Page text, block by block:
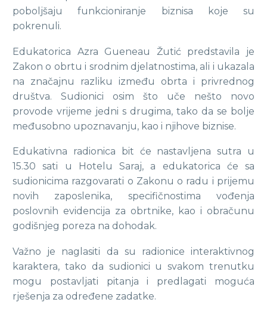
poboljšaju funkcioniranje biznisa koje su
pokrenuli.
Edukatorica Azra Gueneau Žutić predstavila je
Zakon o obrtu i srodnim djelatnostima, ali i ukazala
na značajnu razliku između obrta i privrednog
društva. Sudionici osim što uče nešto novo
provode vrijeme jedni s drugima, tako da se bolje
međusobno upoznavanju, kao i njihove biznise.
Edukativna radionica bit će nastavljena sutra u
15.30 sati u Hotelu Saraj, a edukatorica će sa
sudionicima razgovarati o Zakonu o radu i prijemu
novih zaposlenika, specifičnostima vođenja
poslovnih evidencija za obrtnike, kao i obračunu
godišnjeg poreza na dohodak.
Važno je naglasiti da su radionice interaktivnog
karaktera, tako da sudionici u svakom trenutku
mogu postavljati pitanja i predlagati moguća
rješenja za određene zadatke.